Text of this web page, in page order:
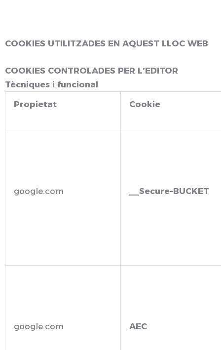
COOKIES UTILITZADES EN AQUEST LLOC WEB
COOKIES CONTROLADES PER L’EDITOR
Tècniques i funcional
Propietat
Cookie
google.com __Secure-BUCKET
google.com AEC